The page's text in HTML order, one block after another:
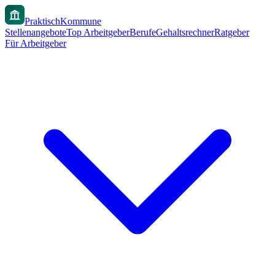
PraktischKommune
StellenangeboteTop ArbeitgeberBerufeGehaltsrechnerRatgeber
Für Arbeitgeber